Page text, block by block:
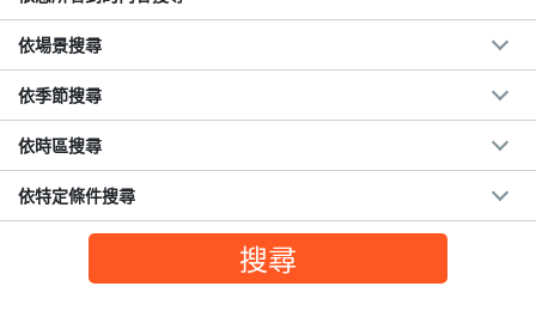
依場景搜尋
依季節搜尋
依時區搜尋
依特定條件搜尋